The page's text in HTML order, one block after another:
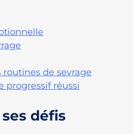
de sevrage
progressif réussi
défis